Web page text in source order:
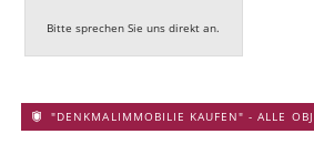
Bitte sprechen Sie uns direkt an.
"DENKMALIMMOBILIE KAUFEN" - ALLE